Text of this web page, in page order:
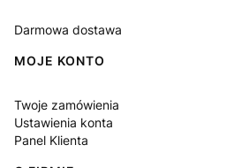
Darmowa dostawa
MOJE KONTO
Twoje zamówienia
Ustawienia konta
Panel Klienta